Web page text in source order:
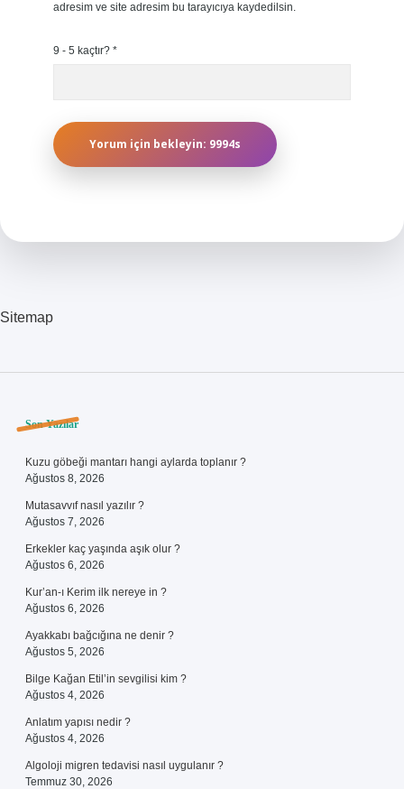
adresim ve site adresim bu tarayıcıya kaydedilsin.
9 - 5 kaçtır? *
Sitemap
Sidebar
Son Yazılar
Kuzu göbeği mantarı hangi aylarda toplanır ?
Ağustos 8, 2026
Mutasavvıf nasıl yazılır ?
Ağustos 7, 2026
Erkekler kaç yaşında aşık olur ?
Ağustos 6, 2026
Kur’an-ı Kerim ilk nereye in ?
Ağustos 6, 2026
Ayakkabı bağcığına ne denir ?
Ağustos 5, 2026
Bilge Kağan Etil’in sevgilisi kim ?
Ağustos 4, 2026
Anlatım yapısı nedir ?
Ağustos 4, 2026
Algoloji migren tedavisi nasıl uygulanır ?
Temmuz 30, 2026